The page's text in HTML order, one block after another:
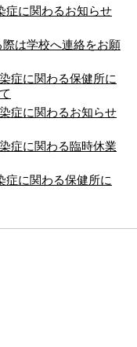
症に関わるお知らせ
際は学校へ連絡をお願
症に関わる保健所に
症に関わるお知らせ
症に関わる臨時休業
症に関わる保健所に